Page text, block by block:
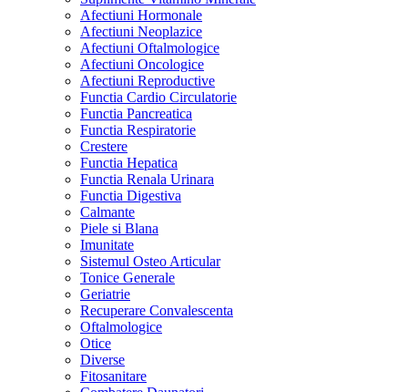
Afectiuni Hormonale
Afectiuni Neoplazice
Afectiuni Oftalmologice
Afectiuni Oncologice
Afectiuni Reproductive
Functia Cardio Circulatorie
Functia Pancreatica
Functia Respiratorie
Crestere
Functia Hepatica
Functia Renala Urinara
Functia Digestiva
Calmante
Piele si Blana
Imunitate
Sistemul Osteo Articular
Tonice Generale
Geriatrie
Recuperare Convalescenta
Oftalmologice
Otice
Diverse
Fitosanitare